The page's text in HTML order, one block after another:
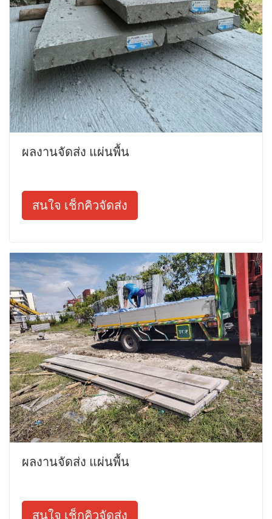
ผลงานจัดส่ง แผ่นพื้น
สนใจ เช็กคิวจัดส่ง
ผลงานจัดส่ง แผ่นพื้น
สนใจ เช็กคิวจัดส่ง